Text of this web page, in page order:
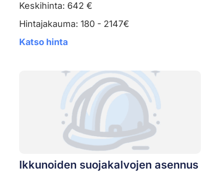
Keskihinta: 642 €
Hintajakauma: 180 - 2147€
Katso hinta
Ikkunoiden suojakalvojen asennus